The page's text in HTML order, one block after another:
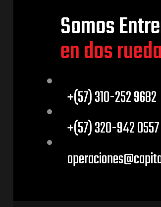
Somos
en dos
+(57) 310-252 9682
+(57) 320-942 0557